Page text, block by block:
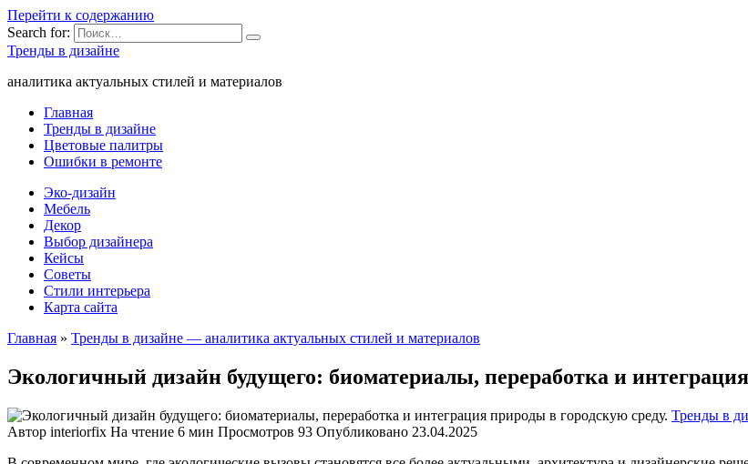
Перейти к содержанию
Search for:
Тренды в дизайне
аналитика актуальных стилей и материалов
Главная
Тренды в дизайне
Цветовые палитры
Ошибки в ремонте
Эко-дизайн
Мебель
Декор
Выбор дизайнера
Кейсы
Советы
Стили интерьера
Карта сайта
Главная » Тренды в дизайне — аналитика актуальных стилей и материалов
Экологичный дизайн будущего: биоматериалы, переработка и
Тренды в
Автор interiorfix На чтение 6 мин Просмотров 93 Опубликовано 23.04.2025